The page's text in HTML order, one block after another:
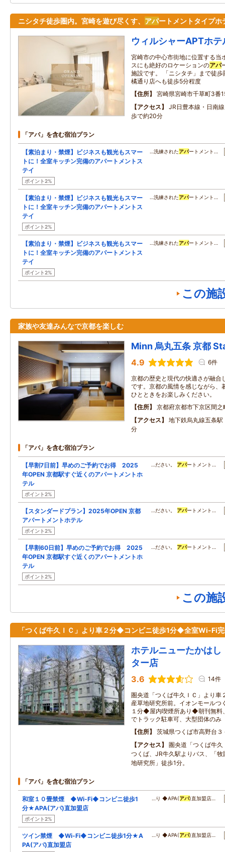
ニシタチ徒歩圏内。宮崎を遊び尽くす、 アパートメントタイプホ
ウィルシャーAPTホテ
宮崎市の中心市街地に位置する当
スにも絶好のロケーションのアパ
施設です。 「ニシタチ」まで徒
橘通り店へも徒歩5分程度
住所
宮崎県宮崎市千草町3番
アクセス
JR日豊本線・日南
歩で約20分
「アパ」を含む宿泊プラン
【素泊まり・禁煙】ビジネスも観光もスマー
トに！全室キッチン完備のアパートメントス
テイ
ポイント2%
…洗練されたアパートメント…
【素泊まり・禁煙】ビジネスも観光もスマー
トに！全室キッチン完備のアパートメントス
テイ
ポイント2%
…洗練されたアパートメント…
【素泊まり・禁煙】ビジネスも観光もスマー
トに！全室キッチン完備のアパートメントス
テイ
ポイント2%
…洗練されたアパートメント…
この施
家族や友達みんなで京都を楽しむ
Minn 烏丸五条 京都
4.9 6件
京都の歴史と現代の快適さが融合
です。京都の風情を感じながら、
ひとときをお楽しみください。
住所
京都府京都市下京区間
アクセス
地下鉄烏丸線五条
分
「アパ」を含む宿泊プラン
【早割7日前】早めのご予約でお得 2025
年OPEN 京都駅すぐ近くのアパートメントホ
テル
ポイント2%
…ださい。 アパートメント…
【スタンダードプラン】2025年OPEN 京都
アパートメントホテル
ポイント2%
…ださい。 アパートメント…
【早割60日前】早めのご予約でお得 2025
年OPEN 京都駅すぐ近くのアパートメントホ
テル
ポイント2%
…ださい。 アパートメント…
この施
「つくば牛久ＩＣ」より車２分◆コンビニ徒歩1分◆全室Wi-Fi
ホテルニューたかは
ター店
3.6 14件
圏央道「つくば牛久ＩＣ」より車
産草地研究所前。イオンモール
１分◆屋内喫煙所あり◆朝刊無料
でトラック駐車可、大型団体のみ
住所
茨城県つくば市高野台３
アクセス
圏央道「つくば牛
つくば、JR牛久駅よりバス、「
地研究所」徒歩1分。
「アパ」を含む宿泊プラン
和室１０畳禁煙 ◆Wi-Fi◆コンビニ徒歩1
分★APA(アパ)直加盟店
ポイント2%
…り ◆APA(アパ)直加盟店…
ツイン禁煙 ◆Wi-Fi◆コンビニ徒歩1分★A
PA(アパ)直加盟店
…り ◆APA(アパ)直加盟店…